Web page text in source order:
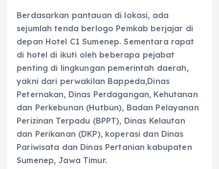
Berdasarkan pantauan di lokasi, ada
sejumlah tenda berlogo Pemkab berjajar di
depan Hotel C1 Sumenep. Sementara rapat
di hotel di ikuti oleh beberapa pejabat
penting di lingkungan pemerintah daerah,
yakni dari perwakilan Bappeda,Dinas
Peternakan, Dinas Perdagangan, Kehutanan
dan Perkebunan (Hutbun), Badan Pelayanan
Perizinan Terpadu (BPPT), Dinas Kelautan
dan Perikanan (DKP), koperasi dan Dinas
Pariwisata dan Dinas Pertanian kabupaten
Sumenep, Jawa Timur.